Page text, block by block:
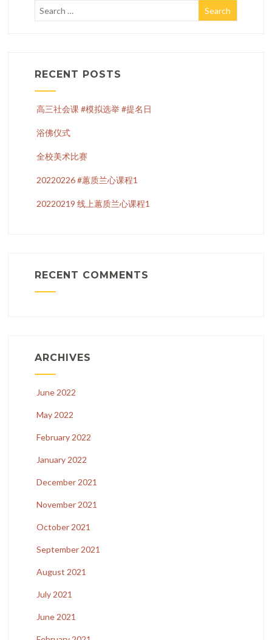
RECENT POSTS
高三社会课 #模拟选举 #提名日
浴佛仪式
全校美术比赛
20220226 #蕙质兰心课程1
20220219 线上蕙质兰心课程1
RECENT COMMENTS
ARCHIVES
June 2022
May 2022
February 2022
January 2022
December 2021
November 2021
October 2021
September 2021
August 2021
July 2021
June 2021